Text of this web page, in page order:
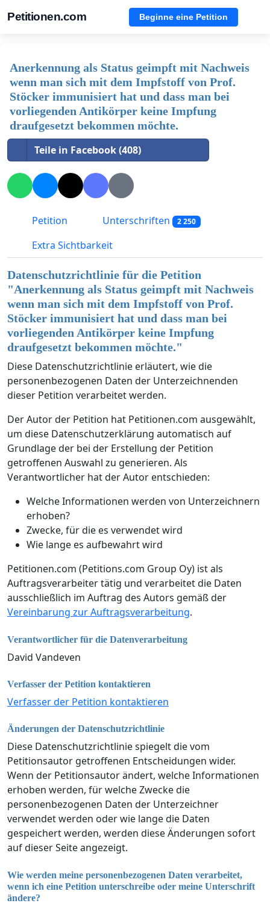
Petitionen.com Beginne eine Petition
Anerkennung als Status geimpft mit Nachweis
wenn man sich mit dem Impfstoff von Prof.
Stöcker immunisiert hat und dass man bei
vorliegenden Antikörper keine Impfung
draufgesetzt bekommen möchte.
Teile in Facebook (408)
Petition Unterschriften 2 250
Extra Sichtbarkeit
Datenschutzrichtlinie für die Petition
"Anerkennung als Status geimpft mit Nachweis
wenn man sich mit dem Impfstoff von Prof.
Stöcker immunisiert hat und dass man bei
vorliegenden Antikörper keine Impfung
draufgesetzt bekommen möchte."
Diese Datenschutzrichtlinie erläutert, wie die
personenbezogenen Daten der Unterzeichnenden
dieser Petition verarbeitet werden.
Der Autor der Petition hat Petitionen.com ausgewählt,
um diese Datenschutzerklärung automatisch auf
Grundlage der bei der Erstellung der Petition
getroffenen Auswahl zu generieren. Als
Verantwortlicher hat der Autor entschieden:
Welche Informationen werden von Unterzeichnern
erhoben?
Zwecke, für die es verwendet wird
Wie lange es aufbewahrt wird
Petitionen.com (Petitions.com Group Oy) ist als
Auftragsverarbeiter tätig und verarbeitet die Daten
ausschließlich im Auftrag des Autors gemäß der
Vereinbarung zur Auftragsverarbeitung.
Verantwortlicher für die Datenverarbeitung
David Vandeven
Verfasser der Petition kontaktieren
Verfasser der Petition kontaktieren
Änderungen der Datenschutzrichtlinie
Diese Datenschutzrichtlinie spiegelt die vom
Petitionsautor getroffenen Entscheidungen wider.
Wenn der Petitionsautor ändert, welche Informationen
erhoben werden, für welche Zwecke die
personenbezogenen Daten der Unterzeichner
verwendet werden oder wie lange die Daten
gespeichert werden, werden diese Änderungen sofort
auf dieser Seite angezeigt.
Wie werden meine personenbezogenen Daten verarbeitet,
wenn ich eine Petition unterschreibe oder meine Unterschrift
ändere?